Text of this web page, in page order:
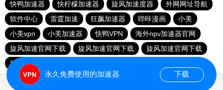
快鸭加速器
快柠檬加速器 旋风加速度器
外网网址导航
软件中心
雷霆加速 狂飙加速器 哔咔漫画
小美
小美vpn
小美加速器 快鸭VPN
海外npv加速器官网
旋风加速官网下载
旋风加速官网下载
旋风加速官网下载
旋风加速官网下载
永久免费使用的加速器 下载